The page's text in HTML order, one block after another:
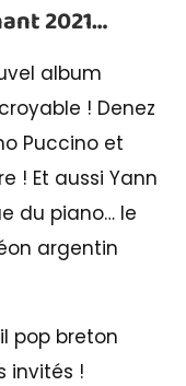
2021…
album
! Denez
Puccino et
! Et aussi Yann
du piano… le
argentin
pop breton
invités !